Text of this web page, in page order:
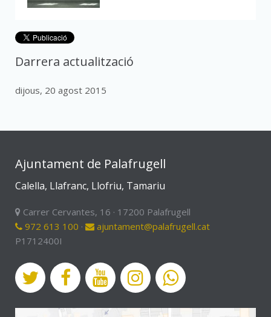
Darrera actualització
dijous, 20 agost 2015
Ajuntament de Palafrugell
Calella, Llafranc, Llofriu, Tamariu
Carrer Cervantes, 16 · 17200 Palafrugell
972 613 100 ·
ajuntament@palafrugell.cat
P1712400I